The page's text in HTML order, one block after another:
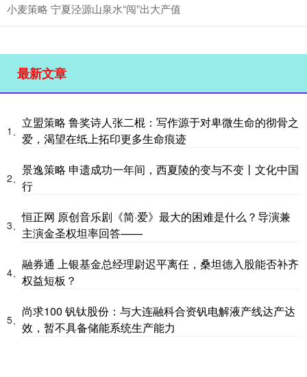
小麦策略 宁夏泾源山泉水“闯”出大产值
最新文章
1、
立盟策略 鲁奖诗人张二棍：写作源于对卑微生命的彻骨之
爱，渴望在纸上拓印更多生命痕迹
2、
景逸策略 申遗成功一年间，西夏陵的变与不变丨文化中国
行
3、
恒正网 原创音乐剧《简·爱》最大的困难是什么？导演兼
主演金圣权坦率回答——
4、
融券通 上银基金总经理尉迟平离任，桑坦德入股能否补齐
权益短板？
5、
尚求100 钒钛股份：与大连融科合资钒电解液产线达产达
效，暂不具备储能系统生产能力